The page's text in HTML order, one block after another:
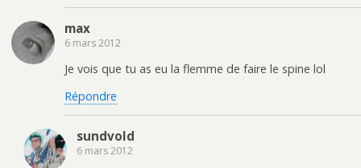
max
6 mars 2012
Je vois que tu as eu la flemme de faire le spine lol
Répondre
sundvold
6 mars 2012